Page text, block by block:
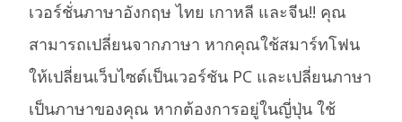
เวอร์ชั่นภาษาอังกฤษ ไทย เกาหลี และจีน!! คุณ
สามารถเปลี่ยนจากภาษา หากคุณใช้สมาร์ทโฟน
ให้เปลี่ยนเว็บไซต์เป็นเวอร์ชัน PC และเปลี่ยนภาษา
เป็นภาษาของคุณ หากต้องการอยู่ในญี่ปุ่น ใช้